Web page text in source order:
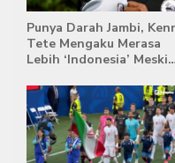
Punya Darah Jambi,
Tete Mengaku Merasa
Lebih ‘Indonesia’ Meski